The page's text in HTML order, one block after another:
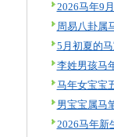
2026马年9
周易八卦属
5月初夏的
李姓男孩马
马年女宝宝
男宝宝属马
2026马年新